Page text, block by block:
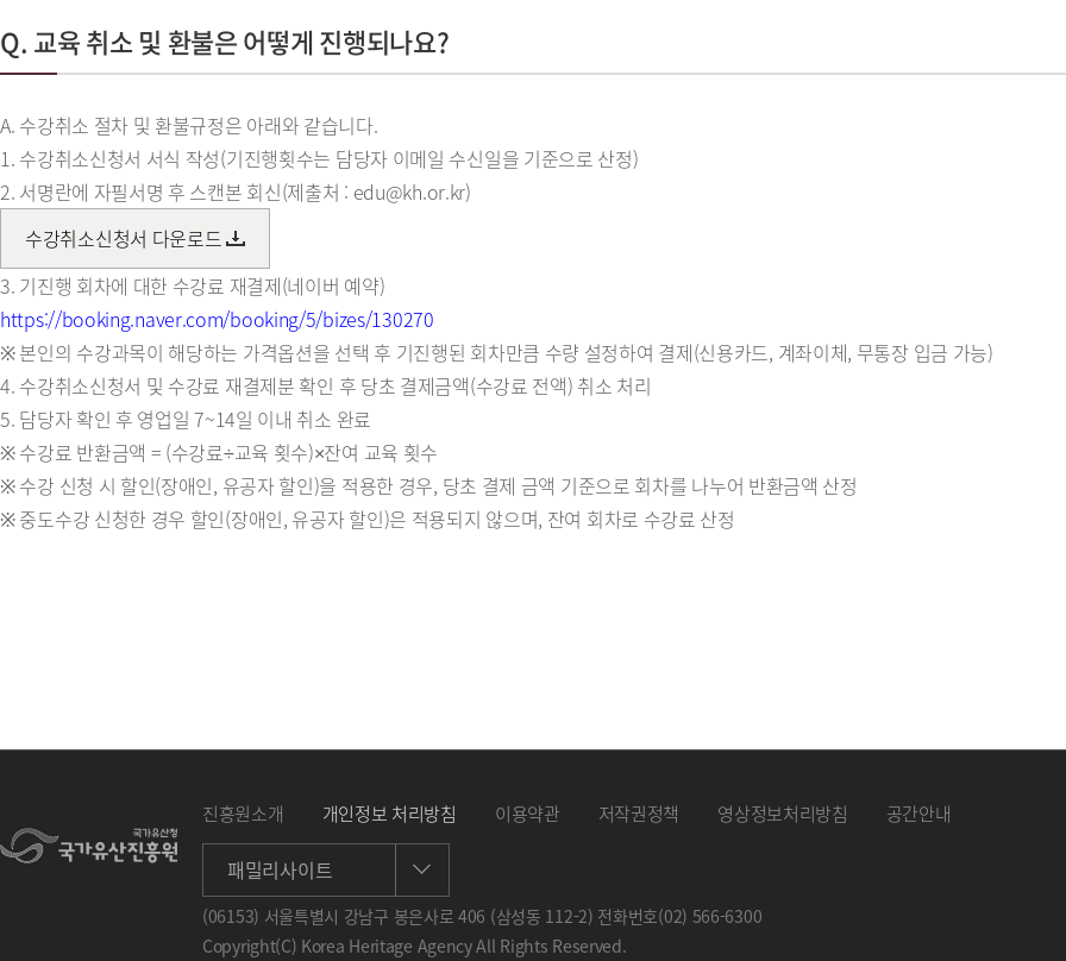
Q. 교육 취소 및 환불은 어떻게 진행되나요?
A. 수강취소 절차 및 환불규정은 아래와 같습니다.
1. 수강취소신청서 서식 작성(기진행횟수는 담당자 이메일 수신일을 기준으로 산정)
2. 서명란에 자필서명 후 스캔본 회신(제출처 : edu@kh.or.kr)
수강취소신청서 다운로드
3. 기진행 회차에 대한 수강료 재결제(네이버 예약)
https://booking.naver.com/booking/5/bizes/130270
※ 본인의 수강과목이 해당하는 가격옵션을 선택 후 기진행된 회차만큼 수량 설정하여 결제(신용카드, 계좌이체, 무통장 입금 가능)
4. 수강취소신청서 및 수강료 재결제분 확인 후 당초 결제금액(수강료 전액) 취소 처리
5. 담당자 확인 후 영업일 7~14일 이내 취소 완료
※ 수강료 반환금액 = (수강료÷교육 횟수)×잔여 교육 횟수
※ 수강 신청 시 할인(장애인, 유공자 할인)을 적용한 경우, 당초 결제 금액 기준으로 회차를 나누어 반환금액 산정
※ 중도수강 신청한 경우 할인(장애인, 유공자 할인)은 적용되지 않으며, 잔여 회차로 수강료 산정
진흥원소개 개인정보 처리방침 이용약관 저작권정책 영상정보처리방침 공간안내
패밀리사이트
(06153) 서울특별시 강남구 봉은사로 406 (삼성동 112-2) 전화번호(02) 566-6300
Copyright(C) Korea Heritage Agency All Rights Reserved.